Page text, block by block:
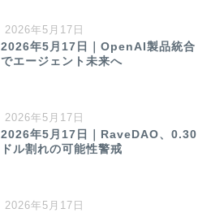
2026年5月17日
2026年5月17日｜OpenAI製品統合
でエージェント未来へ
2026年5月17日
2026年5月17日｜RaveDAO、0.30
ドル割れの可能性警戒
2026年5月17日